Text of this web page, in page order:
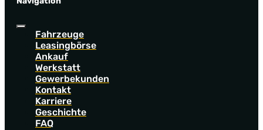
Fahrzeuge
Leasingbörse
Ankauf
Werkstatt
Gewerbekunden
Kontakt
Karriere
Geschichte
FAQ